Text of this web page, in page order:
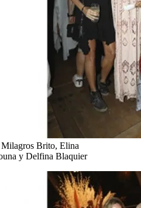
Brito, Elina
y Delfina Blaquier